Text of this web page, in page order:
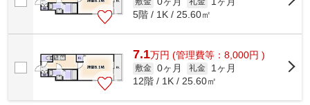
5階 / 1K / 25.60㎡
7.1万円 (管理費等：8,000円 )
敷金 0ヶ月 礼金
1ヶ月
12階 / 1K / 25.60㎡